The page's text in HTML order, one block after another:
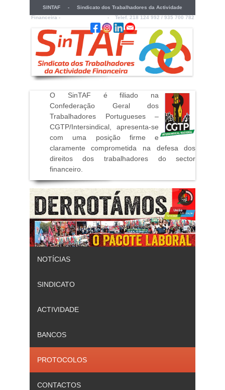
SINTAF - Sindicato dos Trabalhadores da Actividade
Financeira -
- Telef. 218 124 992 / 935 700 782
O SinTAF é filiado na
Confederação Geral dos
Trabalhadores Portugueses –
CGTP/Intersindical, apresenta-se
com uma posição firme e
claramente comprometida na defesa dos
direitos dos trabalhadores do sector
financeiro.
NOTÍCIAS
SINDICATO
ACTIVIDADE
BANCOS
PROTOCOLOS
CONTACTOS